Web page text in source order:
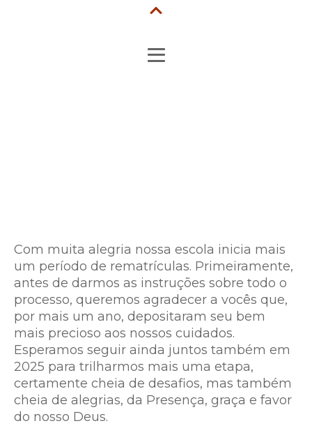
PORTAL DO ALUNO
Com muita alegria nossa escola inicia mais
um período de rematrículas. Primeiramente,
antes de darmos as instruções sobre todo o
processo, queremos agradecer a vocês que,
por mais um ano, depositaram seu bem
mais precioso aos nossos cuidados.
Esperamos seguir ainda juntos também em
2025 para trilharmos mais uma etapa,
certamente cheia de desafios, mas também
cheia de alegrias, da Presença, graça e favor
do nosso Deus.